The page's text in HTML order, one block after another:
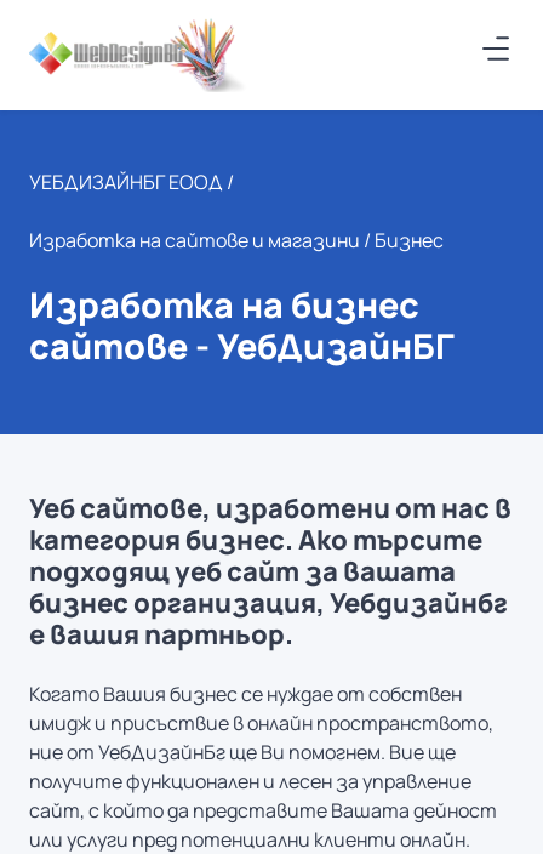
УЕБДИЗАЙНБГ ЕООД /
Изработка на сайтове и магазини / Бизнес
Изработка на бизнес
сайтове - УебДизайнБГ
Уеб сайтове, изработени от нас в
категория бизнес. Ако търсите
подходящ уеб сайт за вашата
бизнес организация, Уебдизайнбг
е вашия партньор.
Когато Вашия бизнес се нуждае от собствен
имидж и присъствие в онлайн пространството,
ние от УебДизайнБг ще Ви помогнем. Вие ще
получите функционален и лесен за управление
сайт, с който да представите Вашата дейност
или услуги пред потенциални клиенти онлайн.